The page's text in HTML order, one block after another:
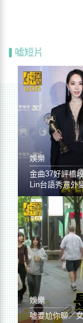
噓短片
娛樂
金曲37好評橋
Lin台語秀意外
娛樂
噓要尬你聊／